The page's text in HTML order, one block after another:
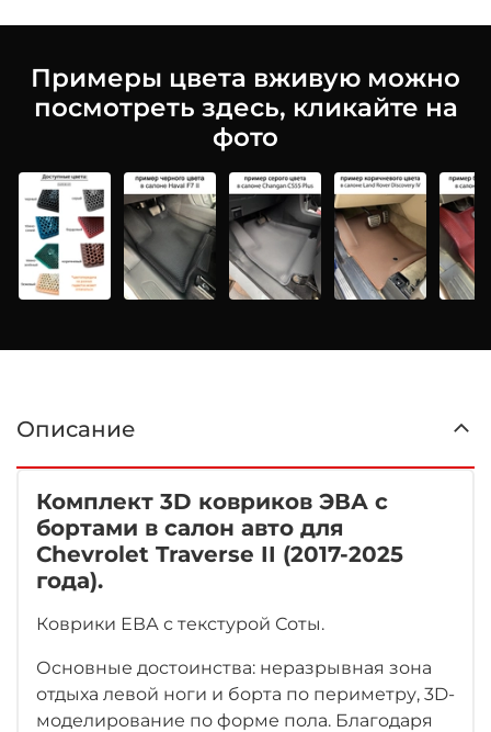
Примеры цвета вживую можно
посмотреть здесь, кликайте на
фото
Описание
Комплект 3D ковриков ЭВА с
бортами в салон авто для
Chevrolet Traverse II (2017-2025
года).
Коврики ЕВА с текстурой Соты.
Основные достоинства: неразрывная зона
отдыха левой ноги и борта по периметру, 3D-
моделирование по форме пола. Благодаря